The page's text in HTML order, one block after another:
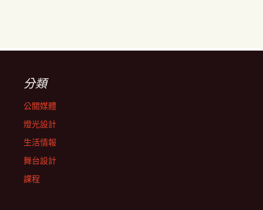
分類
公關媒體
燈光設計
生活情報
舞台設計
課程